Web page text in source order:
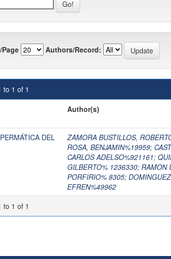
Authors/Record:
to 1 of 1
Author(s)
DEL
ZAMORA BUSTILLOS,
ROSA, BENJAMIN%19959;
CARLOS ADELSO%921161;
GILBERTO% 1236330; RAMON
PORFIRIO% 8305;
EFREN%49962
to 1 of 1